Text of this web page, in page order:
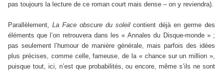
pas toujours la lecture de ce roman court mais dense – on y reviendra).
Parallèlement, La Face obscure du soleilcontient déjà en germe des
éléments que l’on retrouvera dans les « Annales du Disque-monde » ;
pas seulement l’humour de manière générale, mais parfois des idées
plus précises, comme celle, fameuse, de la « chance sur un million »,
puisque tout, ici, n’est que probabilités, ou encore, même s’ils ne sont